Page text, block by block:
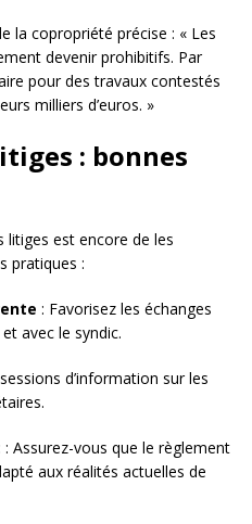
la copropriété précise : « Les
devenir prohibitifs. Par
pour des travaux contestés
milliers d’euros. »
: bonnes
litiges est encore de les
pratiques :
: Favorisez les échanges
avec le syndic.
d’information sur les
: Assurez-vous que le règlement
aux réalités actuelles de